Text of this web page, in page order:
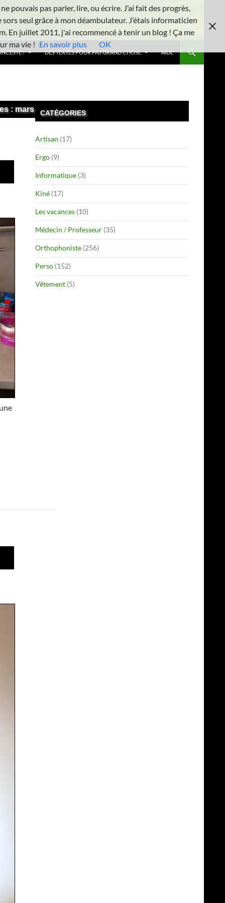
! DES TEXTES POUR PAS GRAND CHOSE AIDE
: mars 2018CATÉGORIES
Artisan (17)
Ergo (9)
Informatique (3)
Kiné (17)
Les vacances (10)
Médecin / Professeur (35)
Orthophoniste (256)
Perso (152)
Vêtement (5)
pouvais pas parler, lire, ou écrire. J’ai fait des progrès,
seul grâce à mon déambulateur. J’étais informaticien
En juillet 2011, j'ai recommencé à tenir un blog ! Ça me
ma vie ! En savoir plus OK